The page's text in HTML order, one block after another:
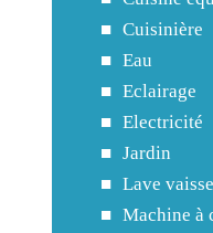
Cuisinière
Eau
Eclairage
Electricité
Jardin
Lave
Machine à